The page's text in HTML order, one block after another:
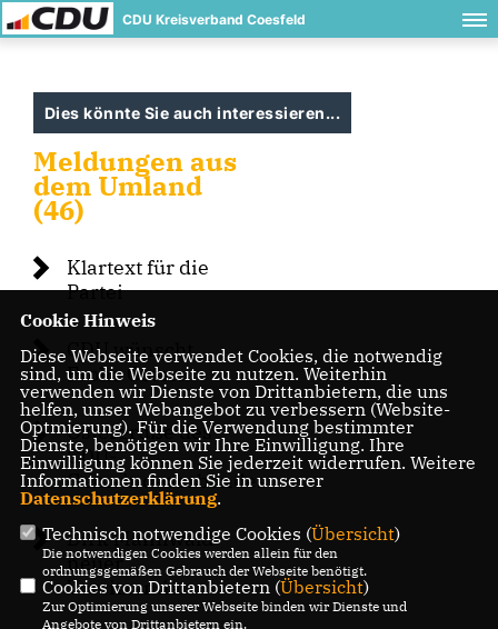
CDU Kreisverband Coesfeld
Dies könnte Sie auch interessieren...
Meldungen aus
dem Umland
(46)
Klartext für die
Partei
CDU wünscht
Frohe Ostern
Ostergrüße des
CDU-
Gemeindeverbandes
Dirk Mannwald
neuer
Vorsitzender
Cookie Hinweis
Diese Webseite verwendet Cookies, die notwendig
sind, um die Webseite zu nutzen. Weiterhin
verwenden wir Dienste von Drittanbietern, die uns
helfen, unser Webangebot zu verbessern (Website-
Optmierung). Für die Verwendung bestimmter
Dienste, benötigen wir Ihre Einwilligung. Ihre
Einwilligung können Sie jederzeit widerrufen. Weitere
Informationen finden Sie in unserer
Datenschutzerklärung.
Technisch notwendige Cookies (Übersicht)
Die notwendigen Cookies werden allein für den
ordnungsgemäßen Gebrauch der Webseite benötigt.
Cookies von Drittanbietern (Übersicht)
Zur Optimierung unserer Webseite binden wir Dienste und
Angebote von Drittanbietern ein.